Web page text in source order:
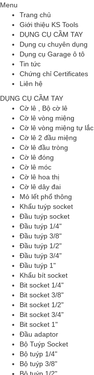
Menu
Trang chủ
Giới thiệu KS Tools
DỤNG CỤ CẦM TAY
Dụng cụ chuyên dụng
Dụng cụ Garage ô tô
Tin tức
Chứng chỉ Certificates
Liên hệ
DỤNG CỤ CẦM TAY
Cờ lê , Bộ cờ lê
Cờ lê vòng miệng
Cờ lê vòng miệng tự lắc
Cờ lê 2 đầu miệng
Cờ lê đầu tròng
Cờ lê đóng
Cờ lê móc
Cờ lê hoa thị
Cờ lê dây đai
Mỏ lết phổ thông
Khẩu tuýp socket
Đầu tuýp socket
Đầu tuýp 1/4"
Đầu tuýp 3/8"
Đầu tuýp 1/2"
Đầu tuýp 3/4"
Đầu tuýp 1"
Khẩu bít socket
Bit socket 1/4"
Bit socket 3/8"
Bit socket 1/2"
Bit socket 3/4"
Bit socket 1"
Đầu adaptor
Bộ Tuýp Socket
Bộ tuýp 1/4"
Bộ tuýp 3/8"